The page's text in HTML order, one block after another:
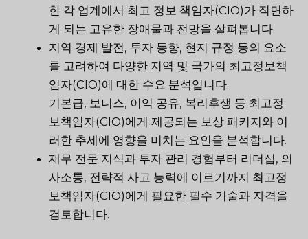
한 각 업계에서 최고 정보 책임자(CIO)가 직면하
게 되는 고유한 장애물과 전망을 살펴봅니다.
지역 경제 발전, 투자 동향, 현지 규정 등의 요소
를 고려하여 다양한 지역 및 국가의 최고정보책
임자(CIO)에 대한 수요 분석입니다.
기본급, 보너스, 이익 공유, 복리후생 등 최고정
보책임자(CIO)에게 제공되는 보상 패키지와 이
러한 추세에 영향을 미치는 요인을 분석합니다.
재무 전문 지식과 투자 관리 경험부터 리더십, 의
사소통, 전략적 사고 능력에 이르기까지 최고정
보책임자(CIO)에게 필요한 필수 기술과 자격을
검토합니다.